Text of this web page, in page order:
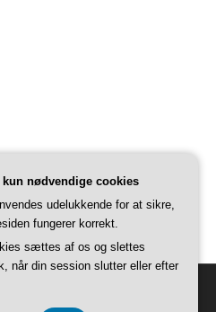
by WordPress and
nødvendige cookies
udelukkende for at sikre,
fungerer korrekt.
sættes af os og slettes
når din session slutter eller efter